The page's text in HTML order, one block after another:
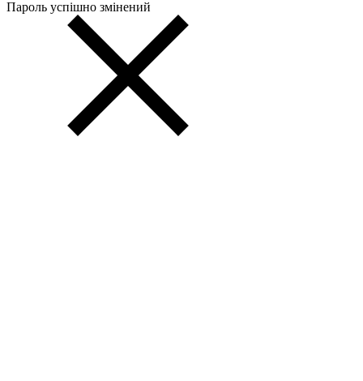
Пароль успішно змінений